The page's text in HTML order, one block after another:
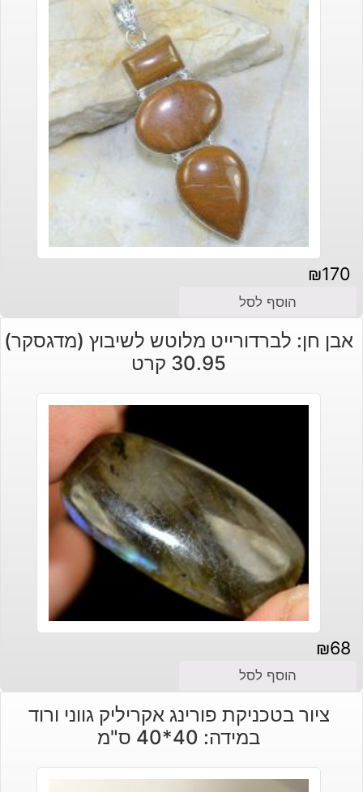
₪170
הוסף לסל
אבן חן: לברדורייט מלוטש לשיבוץ (מדגסקר)
30.95 קרט
₪68
הוסף לסל
ציור בטכניקת פורינג אקריליק גווני ורוד
במידה: 40*40 ס"מ